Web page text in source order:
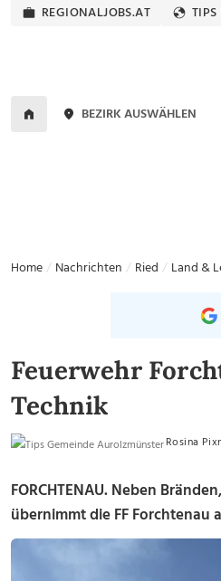
REGIONALJOBS.AT TIPS
BEZIRK AUSWÄHLEN
Home Nachrichten Ried Land &
Feuerwehr
Technik
Rosina
FORCHTENAU.Neben
übernimmt die FF